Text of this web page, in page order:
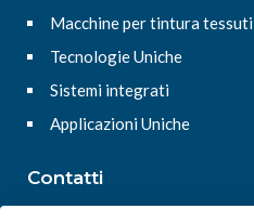
Macchine per tintura tessuti
Tecnologie Uniche
Sistemi integrati
Applicazioni Uniche
Contatti